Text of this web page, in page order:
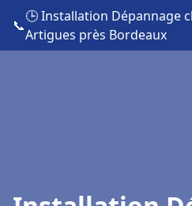
📞
🕒 Installation Dépannage
Artigues près Bordeaux